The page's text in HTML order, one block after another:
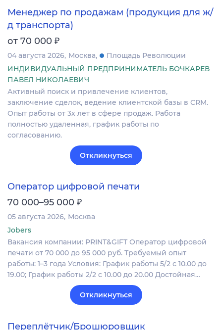
Менеджер по продажам (продукция для ж/
д транспорта)
от 70 000 ₽
04 августа 2026 Москва
Площадь Революции
ИНДИВИДУАЛЬНЫЙ ПРЕДПРИНИМАТЕЛЬ БОЧКАРЕВ
ПАВЕЛ НИКОЛАЕВИЧ
Активный поиск и привлечение клиентов,
заключение сделок, ведение клиентской базы в CRM.
Опыт работы от 3х лет в сфере продаж. Работа
полностью удаленная, график работы по
согласованию.
Откликнуться
Оператор цифровой печати
70 000–95 000 ₽
05 августа 2026 Москва
Jobers
Вакансия компании: PRINT&GIFT Оператор цифровой
печати от 70 000 до 95 000 руб. Требуемый опыт
работы: 1–3 года Условия: График работы 5/2 с 10.00 до
19.00; График работы 2/2 c 10.00 до 20.00 Достойная…
Откликнуться
Переплётчик/Брошюровщик